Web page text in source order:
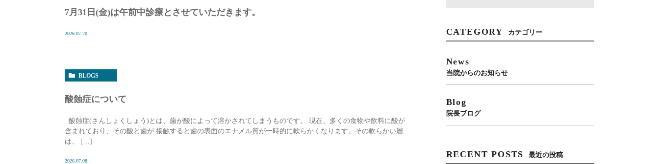
7月31日(金)は午前中診療とさせていただきます。
2026.07.20
BLOGS
酸蝕症について
酸蝕症(さんしょくしょう)とは、歯が酸によって溶かされてしまうものです。 現在、多くの食物や飲料に酸が
含まれており、その酸と歯が 接触すると歯の表面のエナメル質が一時的に軟らかくなります。その軟らかい層
は、 […]
2026.07.08
CATEGORY カテゴリー
News
当院からのお知らせ
Blog
院長ブログ
RECENT POSTS 最近の投稿